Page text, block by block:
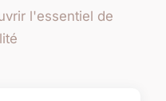
l'essentiel de